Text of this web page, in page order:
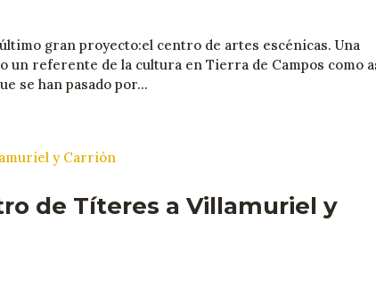
gran proyecto:el centro de artes escénicas. Una
un referente de la cultura en Tierra de Campos como
se han pasado por...
de Títeres a Villamuriel y